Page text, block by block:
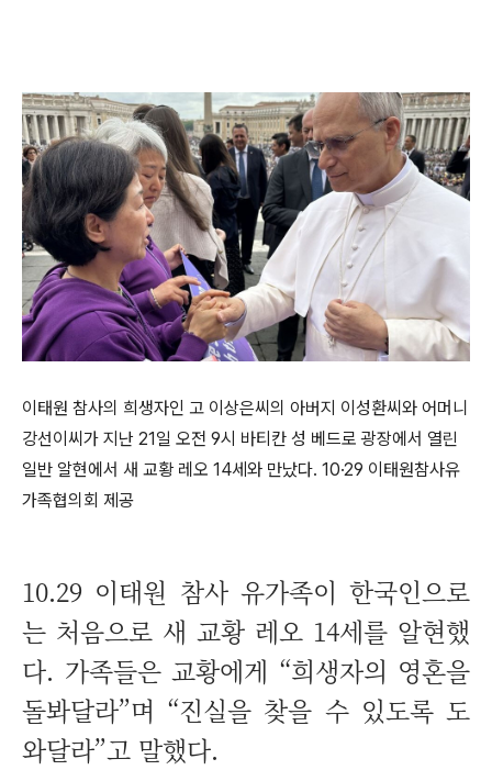
이태원 참사의 희생자인 고 이상은씨의 아버지 이성환씨와 어머니
강선이씨가 지난 21일 오전 9시 바티칸 성 베드로 광장에서 열린
일반 알현에서 새 교황 레오 14세와 만났다. 10·29 이태원참사유
가족협의회 제공
10.29 이태원 참사 유가족이 한국인으로
는 처음으로 새 교황 레오 14세를 알현했
다. 가족들은 교황에게 “희생자의 영혼을
돌봐달라”며 “진실을 찾을 수 있도록 도
와달라”고 말했다.